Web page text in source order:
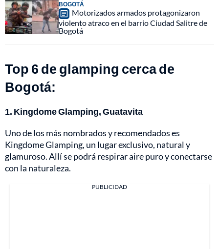
BOGOTÁ
Motorizados armados protagonizaron
violento atraco en el barrio Ciudad Salitre de
Bogotá
Top 6 de glamping cerca de
Bogotá:
1. Kingdome Glamping, Guatavita
Uno de los más nombrados y recomendados es
Kingdome Glamping, un lugar exclusivo, natural y
glamuroso. Allí se podrá respirar aire puro y conectarse
con la naturaleza.
PUBLICIDAD